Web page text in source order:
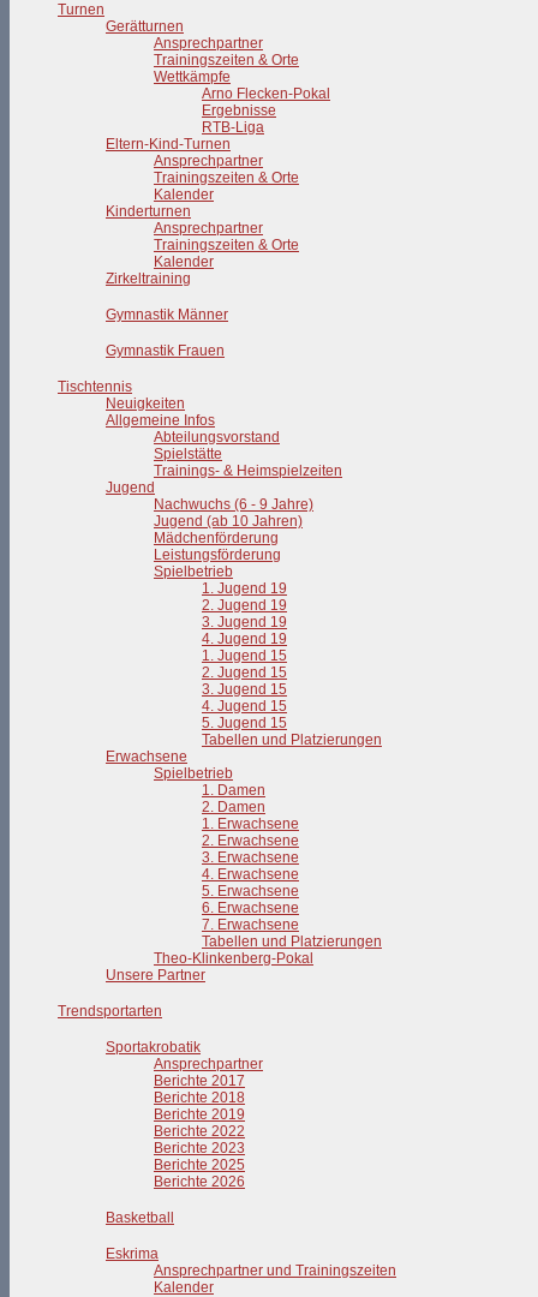
Turnen
Gerätturnen
Ansprechpartner
Trainingszeiten & Orte
Wettkämpfe
Arno Flecken-Pokal
Ergebnisse
RTB-Liga
Eltern-Kind-Turnen
Ansprechpartner
Trainingszeiten & Orte
Kalender
Kinderturnen
Ansprechpartner
Trainingszeiten & Orte
Kalender
Zirkeltraining
Gymnastik Männer
Gymnastik Frauen
Tischtennis
Neuigkeiten
Allgemeine Infos
Abteilungsvorstand
Spielstätte
Trainings- & Heimspielzeiten
Jugend
Nachwuchs (6 - 9 Jahre)
Jugend (ab 10 Jahren)
Mädchenförderung
Leistungsförderung
Spielbetrieb
1. Jugend 19
2. Jugend 19
3. Jugend 19
4. Jugend 19
1. Jugend 15
2. Jugend 15
3. Jugend 15
4. Jugend 15
5. Jugend 15
Tabellen und Platzierungen
Erwachsene
Spielbetrieb
1. Damen
2. Damen
1. Erwachsene
2. Erwachsene
3. Erwachsene
4. Erwachsene
5. Erwachsene
6. Erwachsene
7. Erwachsene
Tabellen und Platzierungen
Theo-Klinkenberg-Pokal
Unsere Partner
Trendsportarten
Sportakrobatik
Ansprechpartner
Berichte 2017
Berichte 2018
Berichte 2019
Berichte 2022
Berichte 2023
Berichte 2025
Berichte 2026
Basketball
Eskrima
Ansprechpartner und Trainingszeiten
Kalender